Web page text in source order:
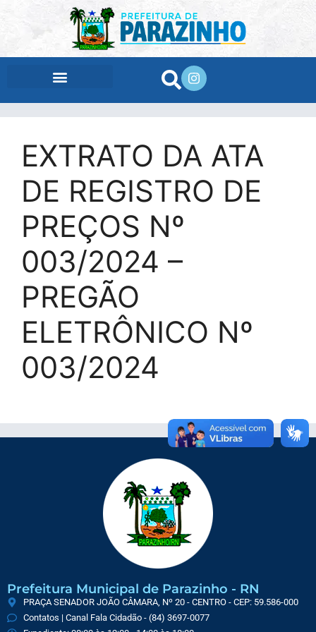
EXTRATO DA ATA
DE REGISTRO DE
PREÇOS Nº
003/2024 –
PREGÃO
ELETRÔNICO Nº
003/2024
Prefeitura Municipal de Parazinho - RN
PRAÇA SENADOR JOÃO CÂMARA, Nº 20 - CENTRO - CEP: 59.586-000
Contatos | Canal Fala Cidadão - (84) 3697-0077